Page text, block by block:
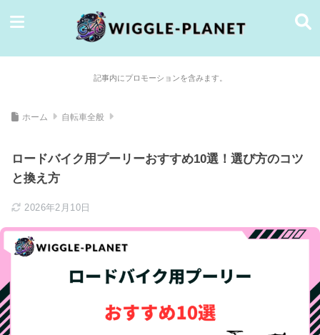
記事内にプロモーションを含みます。
ホーム 自転車全般
ロードバイク用プーリーおすすめ10選！選び方のコツ
と換え方
2026年2月10日